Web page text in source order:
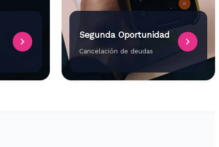
Segunda Oportunidad
Cancelación de deudas